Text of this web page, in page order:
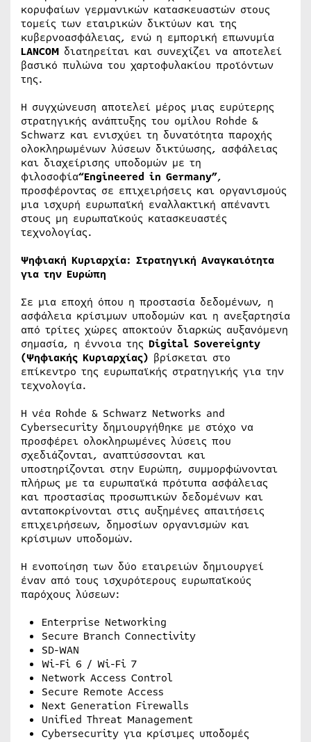
κορυφαίων γερμανικών κατασκευαστών στους
τομείς των εταιρικών δικτύων και της
κυβερνοασφάλειας, ενώ η εμπορική επωνυμία
LANCOM διατηρείται και συνεχίζει να αποτελεί
βασικό πυλώνα του χαρτοφυλακίου προϊόντων
της.
Η συγχώνευση αποτελεί μέρος μιας ευρύτερης
στρατηγικής ανάπτυξης του ομίλου Rohde &
Schwarz και ενισχύει τη δυνατότητα παροχής
ολοκληρωμένων λύσεων δικτύωσης, ασφάλειας
και διαχείρισης υποδομών με τη
φιλοσοφία“Engineered in Germany”,
προσφέροντας σε επιχειρήσεις και οργανισμούς
μια ισχυρή ευρωπαϊκή εναλλακτική απέναντι
στους μη ευρωπαϊκούς κατασκευαστές
τεχνολογίας.
Ψηφιακή Κυριαρχία: Στρατηγική Αναγκαιότητα
για την Ευρώπη
Σε μια εποχή όπου η προστασία δεδομένων, η
ασφάλεια κρίσιμων υποδομών και η ανεξαρτησία
από τρίτες χώρες αποκτούν διαρκώς αυξανόμενη
σημασία, η έννοια της Digital Sovereignty
(Ψηφιακής Κυριαρχίας) βρίσκεται στο
επίκεντρο της ευρωπαϊκής στρατηγικής για την
τεχνολογία.
Η νέα Rohde & Schwarz Networks and
Cybersecurity δημιουργήθηκε με στόχο να
προσφέρει ολοκληρωμένες λύσεις που
σχεδιάζονται, αναπτύσσονται και
υποστηρίζονται στην Ευρώπη, συμμορφώνονται
πλήρως με τα ευρωπαϊκά πρότυπα ασφάλειας
και προστασίας προσωπικών δεδομένων και
ανταποκρίνονται στις αυξημένες απαιτήσεις
επιχειρήσεων, δημοσίων οργανισμών και
κρίσιμων υποδομών.
Η ενοποίηση των δύο εταιρειών δημιουργεί
έναν από τους ισχυρότερους ευρωπαϊκούς
παρόχους λύσεων:
Enterprise Networking
Secure Branch Connectivity
SD-WAN
Wi-Fi 6 / Wi-Fi 7
Network Access Control
Secure Remote Access
Next Generation Firewalls
Unified Threat Management
Cybersecurity για κρίσιμες υποδομές